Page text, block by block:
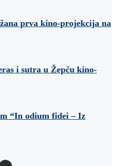
prva kino-projekcija na
i sutra u Žepču kino-
“In odium fidei – Iz